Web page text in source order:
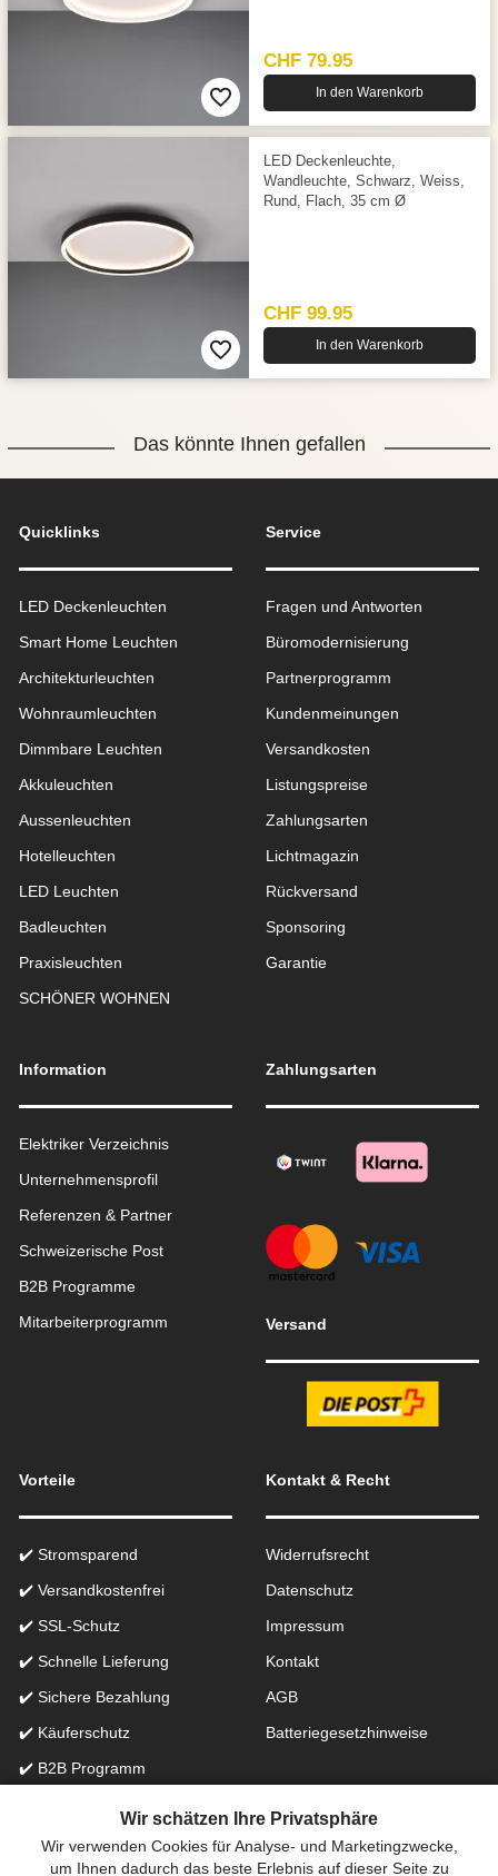
CHF 79.95
In den Warenkorb
LED Deckenleuchte,
Wandleuchte, Schwarz, Weiss,
Rund, Flach, 35 cm Ø
CHF 99.95
In den Warenkorb
Das könnte Ihnen gefallen
Quicklinks
LED Deckenleuchten
Smart Home Leuchten
Architekturleuchten
Wohnraum­leuchten
Dimmbare Leuchten
Akkuleuchten
Aussen­leuchten
Hotelleuchten
LED Leuchten
Badleuchten
Praxisleuchten
SCHÖNER WOHNEN
Service
Fragen und Antworten
Büromodernisierung
Partnerprogramm
Kundenmeinungen
Versandkosten
Listungspreise
Zahlungsarten
Lichtmagazin
Rückversand
Sponsoring
Garantie
Information
Elektriker Verzeichnis
Unternehmensprofil
Referenzen & Partner
Schweizerische Post
B2B Programme
Mitarbeiterprogramm
Zahlungsarten
Versand
Vorteile
✔️ Stromsparend
✔️ Versandkostenfrei
✔️ SSL-Schutz
✔️ Schnelle Lieferung
✔️ Sichere Bezahlung
✔️ Käuferschutz
✔️ B2B Programm
Kontakt & Recht
Widerrufsrecht
Datenschutz
Impressum
Kontakt
AGB
Batteriegesetzhinweise
Onlinefachhandel in der Schweiz für Beleuchtung seit 2012 |
Wir schätzen Ihre Privatsphäre
Wir verwenden Cookies für Analyse- und Marketingzwecke,
um Ihnen dadurch das beste Erlebnis auf dieser Seite zu